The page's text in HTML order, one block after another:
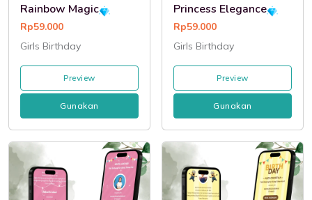
Rainbow Magic
Rp59.000
Girls Birthday
Preview
Gunakan
Princess Elegance
Rp59.000
Girls Birthday
Preview
Gunakan